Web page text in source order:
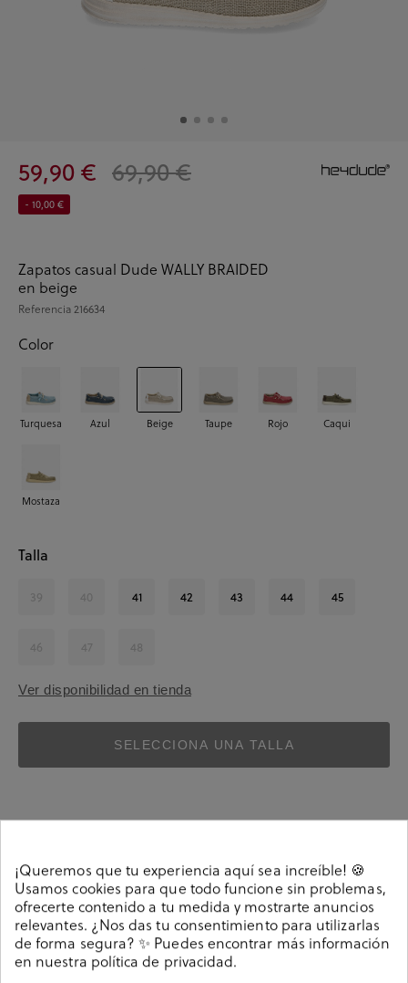
59,90 € 69,90 €
- 10,00 €
Zapatos casual Dude WALLY BRAIDED
en beige
Referencia216634
Color
Turquesa Azul Beige Taupe Rojo Caqui
Mostaza
Talla
39 40 41 42 43 44 45
46 47 48
Ver disponibilidad en tienda
SELECCIONA UNA TALLA
Detalles
Zapatos casual Dude WALLY BRAIDED en beige. Cierre
con cordones. La plantilla es extraible. Hecho en China
¡Queremos que tu experiencia aquí sea increíble! 🍪
Usamos cookies para que todo funcione sin problemas,
ofrecerte contenido a tu medida y mostrarte anuncios
relevantes. ¿Nos das tu consentimiento para utilizarlas
de forma segura? ✨ Puedes encontrar más información
en nuestra política de privacidad.